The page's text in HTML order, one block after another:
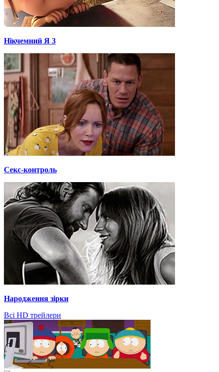
Нікчемний Я 3
Секс-контроль
Народження зірки
Всі HD трейлери